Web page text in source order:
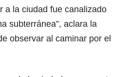
a la ciudad fue canalizado
subterránea”, aclara la
observar al caminar por el